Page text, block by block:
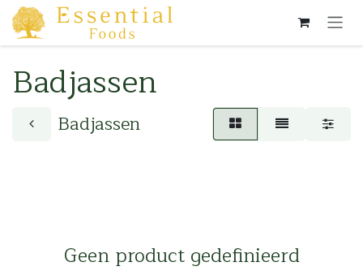
Overslaan naar inhoud
Badjassen
Badjassen
Geen product gedefinieerd